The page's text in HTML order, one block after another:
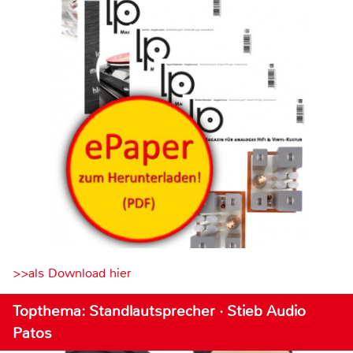
>>als Download hier
Topthema: Standlautsprecher · Stieb Audio
Patos